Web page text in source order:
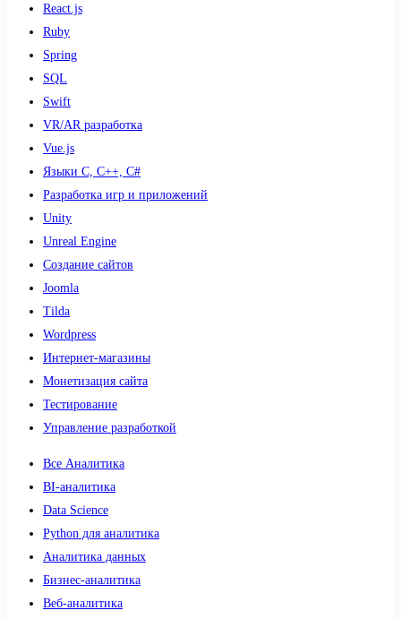
React.js
Ruby
Spring
SQL
Swift
VR/AR разработка
Vue.js
Языки С, С++, С#
Разработка игр и приложений
Unity
Unreal Engine
Создание сайтов
Joomla
Tilda
Wordpress
Интернет-магазины
Монетизация сайта
Тестирование
Управление разработкой
Все Аналитика
BI-аналитика
Data Science
Python для аналитика
Аналитика данных
Бизнес-аналитика
Веб-аналитика